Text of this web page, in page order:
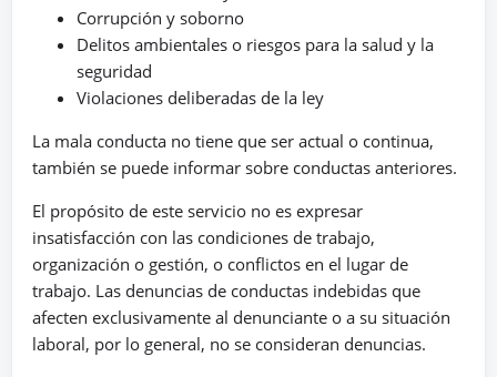
Corrupción y soborno
Delitos ambientales o riesgos para la salud y la
seguridad
Violaciones deliberadas de la ley
La mala conducta no tiene que ser actual o continua,
también se puede informar sobre conductas anteriores.
El propósito de este servicio no es expresar
insatisfacción con las condiciones de trabajo,
organización o gestión, o conflictos en el lugar de
trabajo. Las denuncias de conductas indebidas que
afecten exclusivamente al denunciante o a su situación
laboral, por lo general, no se consideran denuncias.